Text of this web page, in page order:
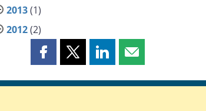
2013(1)
2012(2)
Partager
page
Partager
page
Partager
page
Partager
page